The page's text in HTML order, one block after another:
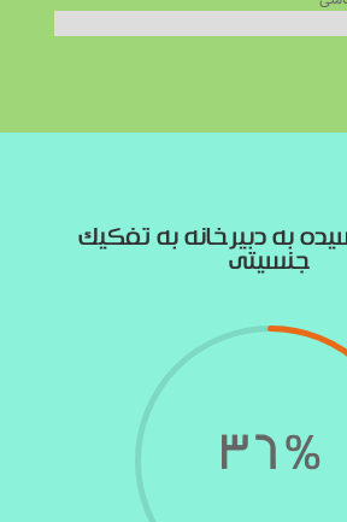
به دبیرخانه به تفکیک
جنسیتی
36 %